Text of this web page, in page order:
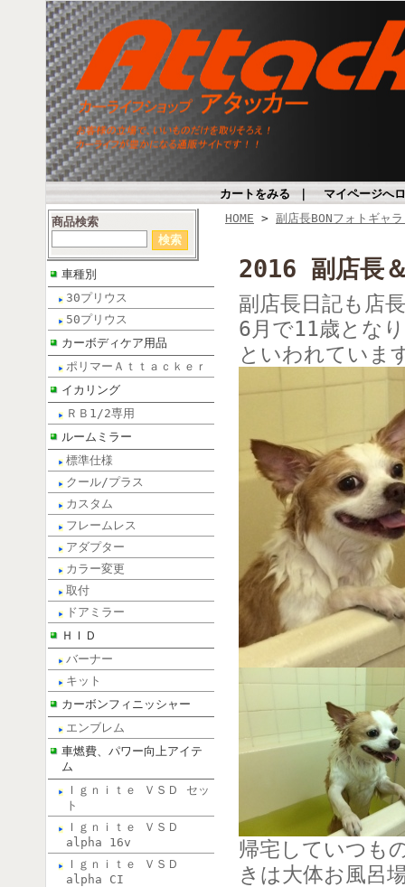
カートをみる｜ マイページへ
商品検索
車種別
30プリウス
50プリウス
カーボディケア用品
ポリマーＡｔｔａｃｋｅｒ
イカリング
ＲＢ1/2専用
ルームミラー
標準仕様
クール/プラス
カスタム
フレームレス
アダプター
カラー変更
取付
ドアミラー
ＨＩＤ
バーナー
キット
カーボンフィニッシャー
エンブレム
車燃費、パワー向上アイテ
ム
Ｉｇｎｉｔｅ ＶＳＤ セッ
ト
Ｉｇｎｉｔｅ ＶＳＤ
alpha 16v
Ｉｇｎｉｔｅ ＶＳＤ
alpha CI
HOME > 副店長BONフォトギャ
2016 副店長
副店長日記も店
6月で11歳とな
といわれていま
帰宅していつも
きは大体お風呂